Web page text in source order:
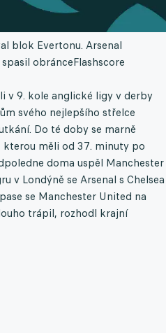
blok Evertonu. Arsenal
obránceFlashscore
v 9. kole anglické ligy v derby
svého nejlepšího střelce
Do té doby se marně
měli od 37. minuty po
doma uspěl Manchester
v Londýně se Arsenal s Chelsea
se Manchester United na
trápil, rozhodl krajní